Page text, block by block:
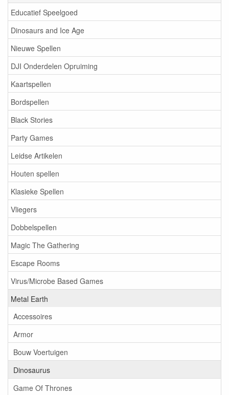
Educatief Speelgoed
Dinosaurs and Ice Age
Nieuwe Spellen
DJI Onderdelen Opruiming
Kaartspellen
Bordspellen
Black Stories
Party Games
Leidse Artikelen
Houten spellen
Klasieke Spellen
Vliegers
Dobbelspellen
Magic The Gathering
Escape Rooms
Virus/Microbe Based Games
Metal Earth
Accessoires
Armor
Bouw Voertuigen
Dinosaurus
Game Of Thrones